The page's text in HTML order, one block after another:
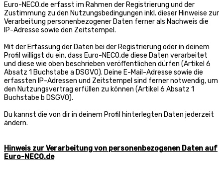
Euro-NECO.de erfasst im Rahmen der Registrierung und der
Zustimmung zu den Nutzungsbedingungen inkl. dieser Hinweise zur
Verarbeitung personenbezogener Daten ferner als Nachweis die
IP-Adresse sowie den Zeitstempel.
Mit der Erfassung der Daten bei der Registrierung oder in deinem
Profil willigst du ein, dass Euro-NECO.de diese Daten verarbeitet
und diese wie oben beschrieben veröffentlichen dürfen (Artikel 6
Absatz 1 Buchstabe a DSGVO). Deine E-Mail-Adresse sowie die
erfassten IP-Adressen und Zeitstempel sind ferner notwendig, um
den Nutzungsvertrag erfüllen zu können (Artikel 6 Absatz 1
Buchstabe b DSGVO).
Du kannst die von dir in deinem Profil hinterlegten Daten jederzeit
ändern.
Hinweis zur Verarbeitung von personenbezogenen Daten auf
Euro-NECO.de